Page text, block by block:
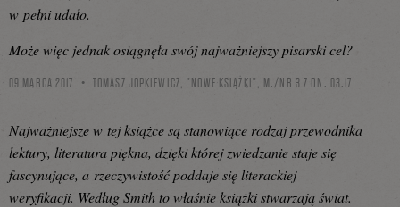
w pełni udało.
Może więc jednak osiągnęła swój najważniejszy pisarski cel?
09 MARCA 2017 TOMASZ JOPKIEWICZ, "NOWE KSIĄŻKI", M./NR 3 Z DN. 03.17
Najważniejsze w tej książce są stanowiące rodzaj przewodnika
lektury, literatura piękna, dzięki której zwiedzanie staje się
fascynujące, a rzeczywistość poddaje się literackiej
weryfikacji. Według Smith to właśnie książki stwarzają świat.